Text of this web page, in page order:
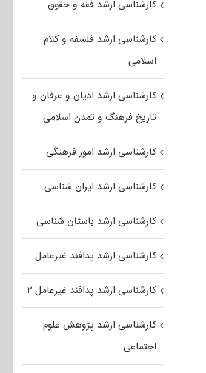
کارشناسی ارشد فقه و حقوق
کارشناسی ارشد فلسفه و کلام
اسلامی
کارشناسی ارشد ادیان و عرفان و
تاریخ فرهنگ و تمدن اسلامی
کارشناسی ارشد امور فرهنگی
کارشناسی ارشد ایران شناسی
کارشناسی ارشد باستان شناسی
کارشناسی ارشد پدافند غیرعامل
کارشناسی ارشد پدافند غیرعامل ۲
کارشناسی ارشد پژوهش علوم
اجتماعی